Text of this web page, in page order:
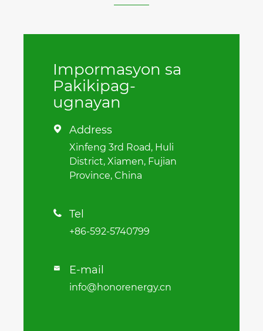
Impormasyon sa
Pakikipag-
ugnayan
 Address
Xinfeng 3rd Road, Huli
District, Xiamen, Fujian
Province, China
 Tel
+86-592-5740799
 E-mail
info@honorenergy.cn